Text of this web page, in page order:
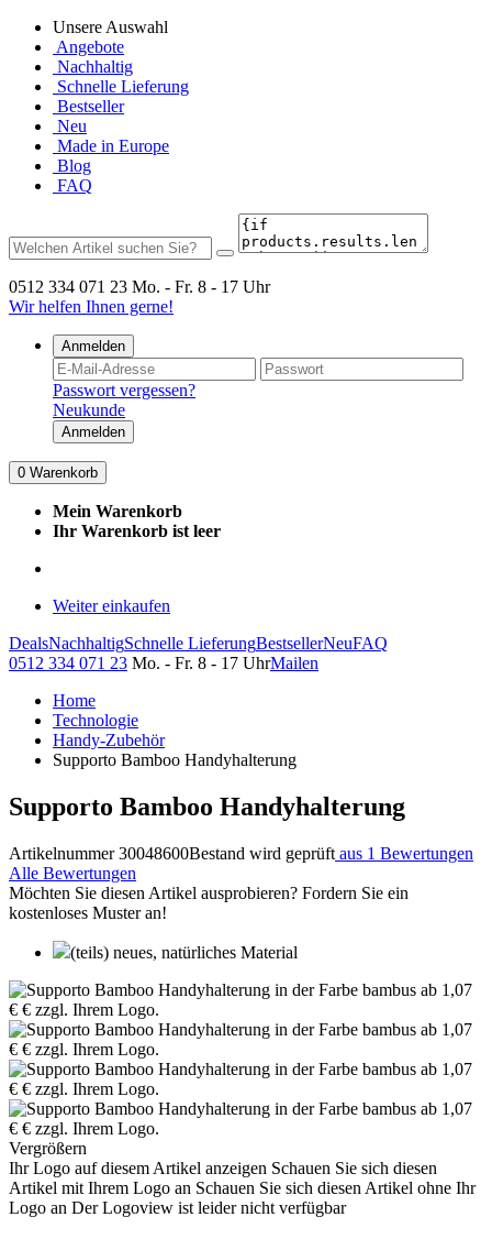
Unsere Auswahl
Angebote
Nachhaltig
Schnelle Lieferung
Bestseller
Neu
Made in Europe
Blog
FAQ
0512 334 071 23 Mo. - Fr. 8 - 17 Uhr
Wir helfen Ihnen gerne!
Anmelden
Passwort vergessen?
Neukunde
Anmelden
0 Warenkorb
Mein Warenkorb
Ihr Warenkorb ist leer
Weiter einkaufen
DealsNachhaltigSchnelle LieferungBestsellerNeuFAQ
0512 334 071 23 Mo. - Fr. 8 - 17 UhrMailen
Home
Technologie
Handy-Zubehör
Supporto Bamboo Handyhalterung
Supporto Bamboo Handyhalterung
Artikelnummer 30048600Bestand wird geprüft aus 1 Bewertungen
Alle Bewertungen
Möchten Sie diesen Artikel ausprobieren? Fordern Sie ein
kostenloses Muster an!
(teils) neues, natürliches Material
Vergrößern
Ihr Logo auf diesem Artikel anzeigen Schauen Sie sich diesen
Artikel mit Ihrem Logo an Schauen Sie sich diesen Artikel ohne Ihr
Logo an Der Logoview ist leider nicht verfügbar